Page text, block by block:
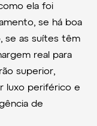
ela foi
se há boa
se as suítes têm
real para
superior,
luxo periférico e
de